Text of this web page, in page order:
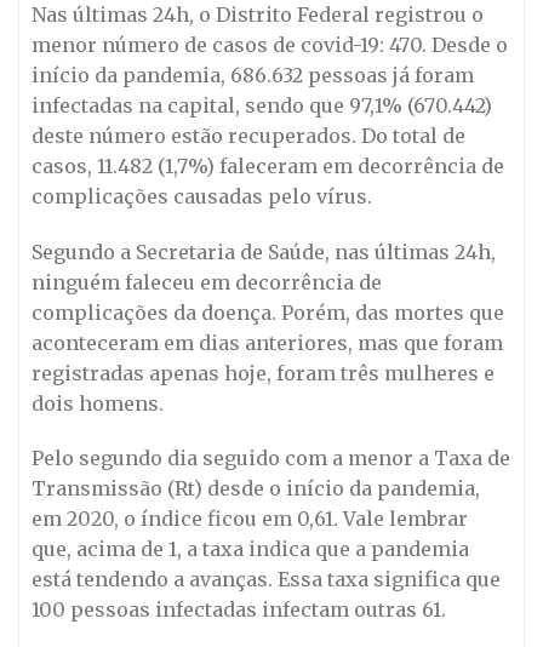
Nas últimas 24h, o Distrito Federal registrou o
menor número de casos de covid-19: 470. Desde o
início da pandemia, 686.632 pessoas já foram
infectadas na capital, sendo que 97,1% (670.442)
deste número estão recuperados. Do total de
casos, 11.482 (1,7%) faleceram em decorrência de
complicações causadas pelo vírus.
Segundo a Secretaria de Saúde, nas últimas 24h,
ninguém faleceu em decorrência de
complicações da doença. Porém, das mortes que
aconteceram em dias anteriores, mas que foram
registradas apenas hoje, foram três mulheres e
dois homens.
Pelo segundo dia seguido com a menor a Taxa de
Transmissão (Rt) desde o início da pandemia,
em 2020, o índice ficou em 0,61. Vale lembrar
que, acima de 1, a taxa indica que a pandemia
está tendendo a avanças. Essa taxa significa que
100 pessoas infectadas infectam outras 61.